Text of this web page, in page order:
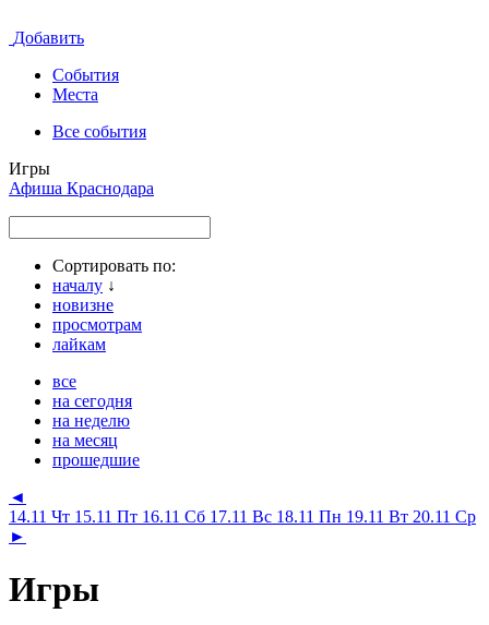
Добавить
События
Места
Все события
Игры
Афиша Краснодара
Сортировать по:
началу ↓
новизне
просмотрам
лайкам
все
на сегодня
на неделю
на месяц
прошедшие
◄
14.11 Чт 15.11 Пт 16.11 Сб 17.11 Вс 18.11 Пн 19.11 Вт 20.11 Ср
►
Игры